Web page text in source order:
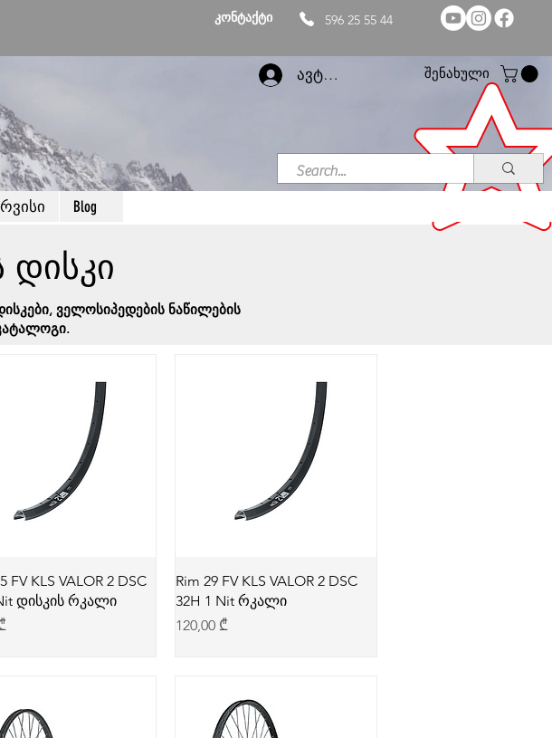
კონტაქტი 596 25 55 44
ავტორიზაცია შენახული
Blog
დისკი
ველოსიპედების ნაწილების
FV KLS VALOR 2 DSC
დისკის რკალი
Rim 29 FV KLS VALOR 2 DSC
32H 1 Nit რკალი
Price
120,00 ₾